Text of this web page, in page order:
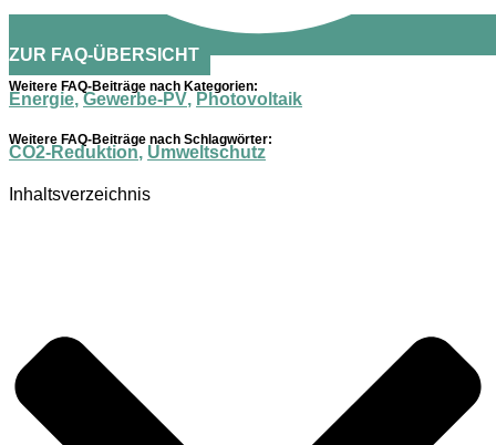
ZUR FAQ-ÜBERSICHT
Weitere FAQ-Beiträge nach Kategorien:
Energie,Gewerbe-PV, Photovoltaik
Weitere FAQ-Beiträge nach Schlagwörter:
CO2-Reduktion, Umweltschutz
Inhaltsverzeichnis